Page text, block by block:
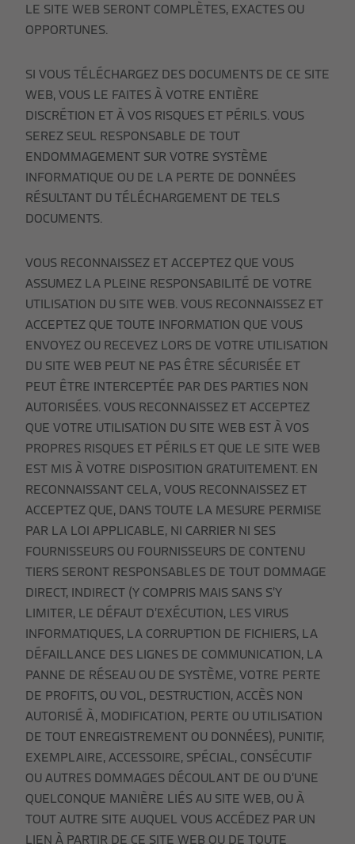
LE SITE WEB SERONT COMPLÈTES, EXACTES OU
OPPORTUNES.
SI VOUS TÉLÉCHARGEZ DES DOCUMENTS DE CE SITE
WEB, VOUS LE FAITES À VOTRE ENTIÈRE
DISCRÉTION ET À VOS RISQUES ET PÉRILS. VOUS
SEREZ SEUL RESPONSABLE DE TOUT
ENDOMMAGEMENT SUR VOTRE SYSTÈME
INFORMATIQUE OU DE LA PERTE DE DONNÉES
RÉSULTANT DU TÉLÉCHARGEMENT DE TELS
DOCUMENTS.
VOUS RECONNAISSEZ ET ACCEPTEZ QUE VOUS
ASSUMEZ LA PLEINE RESPONSABILITÉ DE VOTRE
UTILISATION DU SITE WEB. VOUS RECONNAISSEZ ET
ACCEPTEZ QUE TOUTE INFORMATION QUE VOUS
ENVOYEZ OU RECEVEZ LORS DE VOTRE UTILISATION
DU SITE WEB PEUT NE PAS ÊTRE SÉCURISÉE ET
PEUT ÊTRE INTERCEPTÉE PAR DES PARTIES NON
AUTORISÉES. VOUS RECONNAISSEZ ET ACCEPTEZ
QUE VOTRE UTILISATION DU SITE WEB EST À VOS
PROPRES RISQUES ET PÉRILS ET QUE LE SITE WEB
EST MIS À VOTRE DISPOSITION GRATUITEMENT. EN
RECONNAISSANT CELA, VOUS RECONNAISSEZ ET
ACCEPTEZ QUE, DANS TOUTE LA MESURE PERMISE
PAR LA LOI APPLICABLE, NI CARRIER NI SES
FOURNISSEURS OU FOURNISSEURS DE CONTENU
TIERS SERONT RESPONSABLES DE TOUT DOMMAGE
DIRECT, INDIRECT (Y COMPRIS MAIS SANS S’Y
LIMITER, LE DÉFAUT D’EXÉCUTION, LES VIRUS
INFORMATIQUES, LA CORRUPTION DE FICHIERS, LA
DÉFAILLANCE DES LIGNES DE COMMUNICATION, LA
PANNE DE RÉSEAU OU DE SYSTÈME, VOTRE PERTE
DE PROFITS, OU VOL, DESTRUCTION, ACCÈS NON
AUTORISÉ À, MODIFICATION, PERTE OU UTILISATION
DE TOUT ENREGISTREMENT OU DONNÉES), PUNITIF,
EXEMPLAIRE, ACCESSOIRE, SPÉCIAL, CONSÉCUTIF
OU AUTRES DOMMAGES DÉCOULANT DE OU D’UNE
QUELCONQUE MANIÈRE LIÉS AU SITE WEB, OU À
TOUT AUTRE SITE AUQUEL VOUS ACCÉDEZ PAR UN
LIEN À PARTIR DE CE SITE WEB OU DE TOUTE